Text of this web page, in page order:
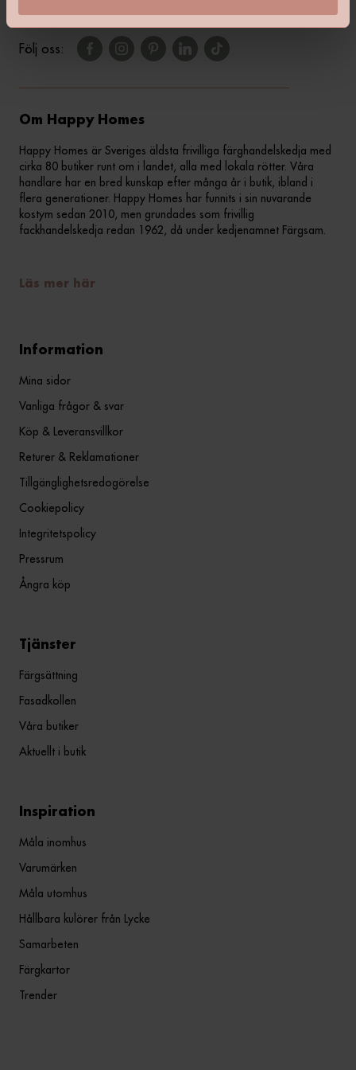
Följ oss:
Om Happy Homes
Happy Homes är Sveriges äldsta frivilliga färghandelskedja med
cirka 80 butiker runt om i landet, alla med lokala rötter. Våra
handlare har en bred kunskap efter många år i butik, ibland i
flera generationer. Happy Homes har funnits i sin nuvarande
kostym sedan 2010, men grundades som frivillig
fackhandelskedja redan 1962, då under kedjenamnet Färgsam.
Läs mer här
Information
Mina sidor
Vanliga frågor & svar
Köp & Leveransvillkor
Returer & Reklamationer
Tillgänglighetsredogörelse
Cookiepolicy
Integritetspolicy
Pressrum
Ångra köp
Tjänster
Färgsättning
Fasadkollen
Våra butiker
Aktuellt i butik
Inspiration
Måla inomhus
Varumärken
Måla utomhus
Hållbara kulörer från Lycke
Samarbeten
Färgkartor
Trender